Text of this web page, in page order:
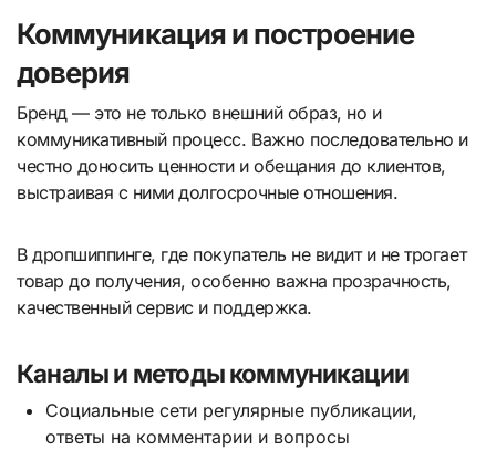
Коммуникация и построение
доверия
Бренд — это не только внешний образ, но и
коммуникативный процесс. Важно последовательно и
честно доносить ценности и обещания до клиентов,
выстраивая с ними долгосрочные отношения.
В дропшиппинге, где покупатель не видит и не трогает
товар до получения, особенно важна прозрачность,
качественный сервис и поддержка.
Каналы и методы коммуникации
Социальные сети регулярные публикации,
ответы на комментарии и вопросы